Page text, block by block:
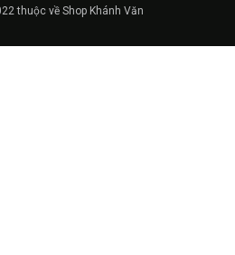
thuộc về Shop Khánh Văn